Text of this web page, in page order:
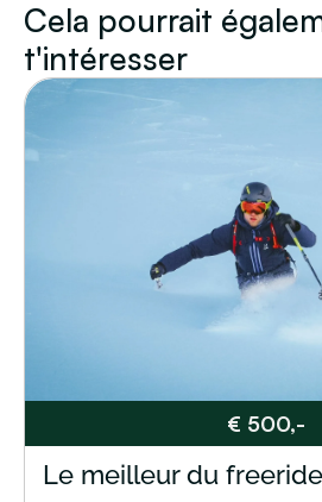
Cela pourrait
t'intéresser
€ 500,-
Le meilleur du